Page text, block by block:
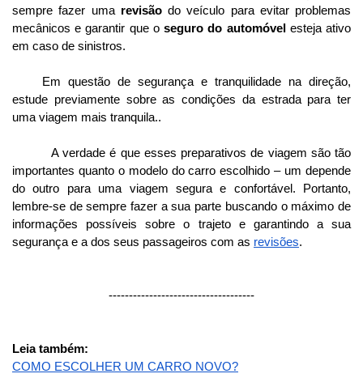
sempre fazer uma revisão do veículo para evitar problemas
mecânicos e garantir que o seguro do automóvel esteja ativo
em caso de sinistros.
Em questão de segurança e tranquilidade na direção,
estude previamente sobre as condições da estrada para ter
uma viagem mais tranquila..
A verdade é que esses preparativos de viagem são tão
importantes quanto o modelo do carro escolhido – um depende
do outro para uma viagem segura e confortável. Portanto,
lembre-se de sempre fazer a sua parte buscando o máximo de
informações possíveis sobre o trajeto e garantindo a sua
segurança e a dos seus passageiros com as revisões.
------------------------------------
Leia também:
COMO ESCOLHER UM CARRO NOVO?